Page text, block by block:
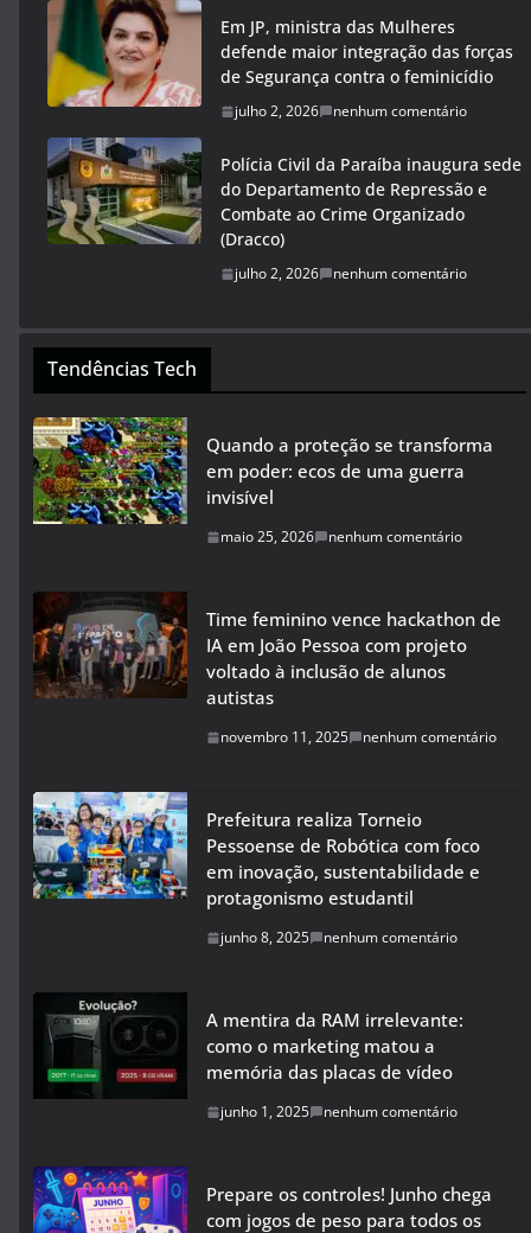
Em JP, ministra das Mulheres
defende maior integração das forças
de Segurança contra o feminicídio
julho 2, 2026 nenhum comentário
Polícia Civil da Paraíba inaugura sede
do Departamento de Repressão e
Combate ao Crime Organizado
(Dracco)
julho 2, 2026 nenhum comentário
Tendências Tech
Quando a proteção se transforma
em poder: ecos de uma guerra
invisível
maio 25, 2026 nenhum comentário
Time feminino vence hackathon de
IA em João Pessoa com projeto
voltado à inclusão de alunos
autistas
novembro 11, 2025 nenhum comentário
Prefeitura realiza Torneio
Pessoense de Robótica com foco
em inovação, sustentabilidade e
protagonismo estudantil
junho 8, 2025 nenhum comentário
A mentira da RAM irrelevante:
como o marketing matou a
memória das placas de vídeo
junho 1, 2025 nenhum comentário
Prepare os controles! Junho chega
com jogos de peso para todos os